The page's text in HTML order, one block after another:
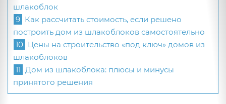
шлакоблок
9 Как рассчитать стоимость, если решено
построить дом из шлакоблоков самостоятельно
10 Цены на строительство «под ключ» домов из
шлакоблоков
11 Дом из шлакоблока: плюсы и минусы
принятого решения